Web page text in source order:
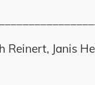
Reinert, Janis